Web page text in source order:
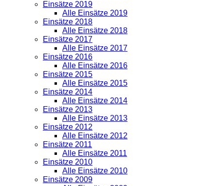
Einsätze 2019
Alle Einsätze 2019
Einsätze 2018
Alle Einsätze 2018
Einsätze 2017
Alle Einsätze 2017
Einsätze 2016
Alle Einsätze 2016
Einsätze 2015
Alle Einsätze 2015
Einsätze 2014
Alle Einsätze 2014
Einsätze 2013
Alle Einsätze 2013
Einsätze 2012
Alle Einsätze 2012
Einsätze 2011
Alle Einsätze 2011
Einsätze 2010
Alle Einsätze 2010
Einsätze 2009